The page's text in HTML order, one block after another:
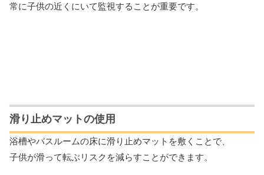
常に子供の近くにいて監視することが重要です。
滑り止めマットの使用
浴槽やバスルームの床に滑り止めマットを敷くことで、
子供が滑って転ぶリスクを減らすことができます。